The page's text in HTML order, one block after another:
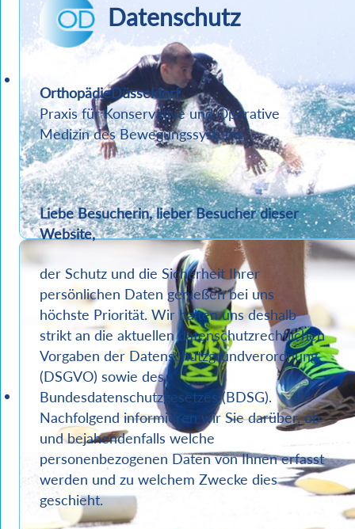
Datenschutz
OrthopädieDüsseldorf
Praxis für Konservative und Operative
Medizin des Bewegungssystems
Liebe Besucherin, lieber Besucher dieser
Website,
der Schutz und die Sicherheit Ihrer
persönlichen Daten genießen bei uns
höchste Priorität. Wir halten uns deshalb
strikt an die aktuellen datenschutzrechtlichen
Vorgaben der Datenschutzgrundverordnung
(DSGVO) sowie des
Bundesdatenschutzgesetzes (BDSG).
Nachfolgend informieren wir Sie darüber, ob
und bejahendenfalls welche
personenbezogenen Daten von Ihnen erfasst
werden und zu welchem Zwecke dies
geschieht.